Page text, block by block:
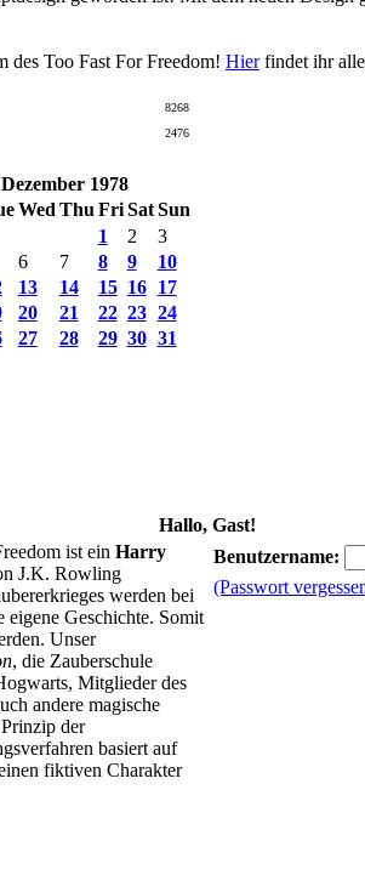
des Too Fast For Freedom! Hierfindet ihr
8268
2476
Dezember 1978
Wed Thu FriSatSun
1
2
3
6 7 8 9
10
13 14 15 16
17
20 21 22 23 24
27 28 29 30 31
Hallo, Gast!
ist ein Harry
J.K. Rowling
werden bei
eigene Geschichte. Somit
Unser
, die Zauberschule
Mitglieder des
andere magische
der
basiert auf
fiktiven Charakter
Benutzername:
(Passwort